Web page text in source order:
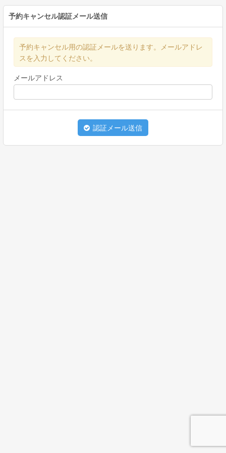
予約キャンセル認証メール送信
予約キャンセル用の認証メールを送ります。メールアドレ
スを入力してください。
メールアドレス
認証メール送信